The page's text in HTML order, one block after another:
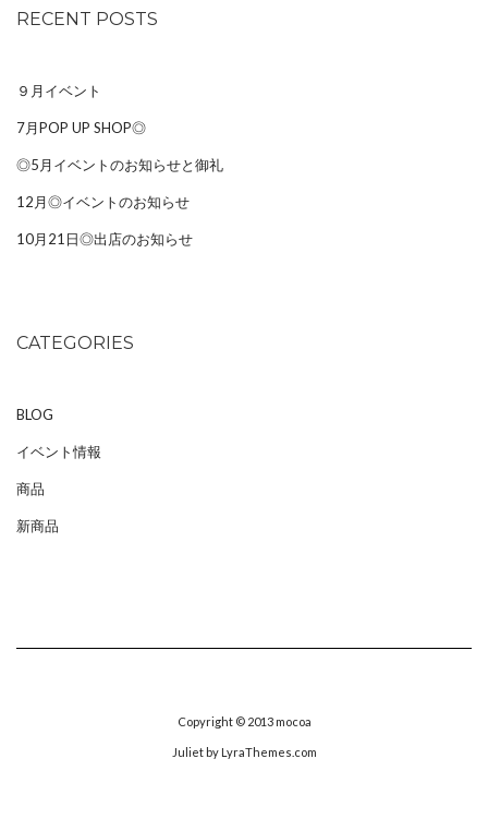
RECENT POSTS
９月イベント
7月POP UP SHOP◎
◎5月イベントのお知らせと御礼
12月◎イベントのお知らせ
10月21日◎出店のお知らせ
CATEGORIES
BLOG
イベント情報
商品
新商品
Copyright © 2013 mocoa
Julietby LyraThemes.com